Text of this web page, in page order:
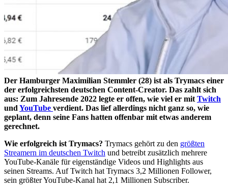
Der Hamburger Maximilian Stemmler (28) ist als Trymacs einer
der erfolgreichsten deutschen Content-Creator. Das zahlt sich
aus: Zum Jahresende 2022 legte er offen, wie viel er mit Twitch
und YouTube verdient. Das lief allerdings nicht ganz so, wie
geplant, denn seine Fans hatten offenbar mit etwas anderem
gerechnet.
Wie erfolgreich ist Trymacs? Trymacs gehört zu den größten
Streamern im deutschen Twitch und betreibt zusätzlich mehrere
YouTube-Kanäle für eigenständige Videos und Highlights aus
seinen Streams. Auf Twitch hat Trymacs 3,2 Millionen Follower,
sein größter YouTube-Kanal hat 2,1 Millionen Subscriber.